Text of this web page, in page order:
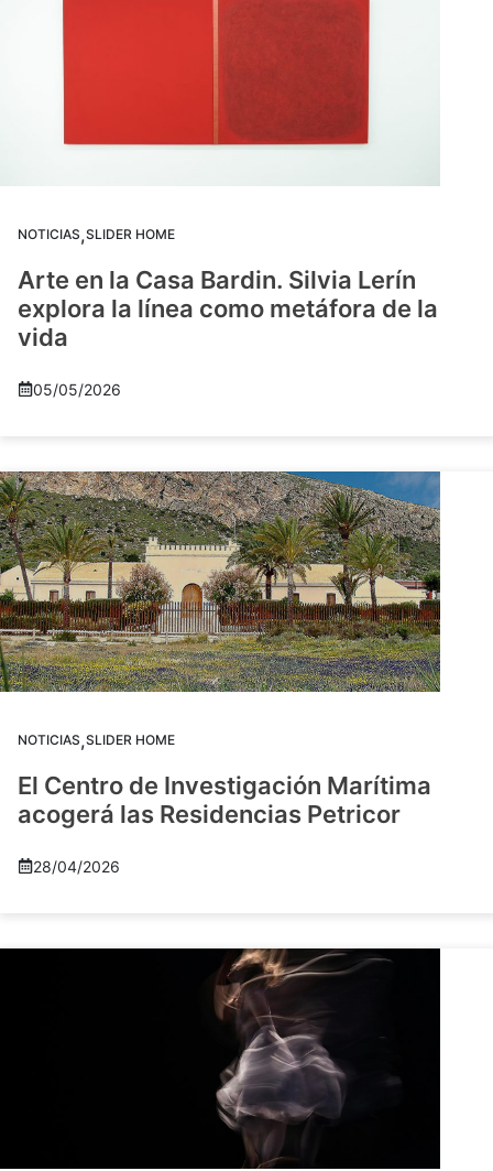
NOTICIAS,SLIDER HOME
Arte en la Casa Bardin. Silvia Lerín
explora la línea como metáfora de la
vida
05/05/2026
NOTICIAS,SLIDER HOME
El Centro de Investigación Marítima
acogerá las Residencias Petricor
28/04/2026